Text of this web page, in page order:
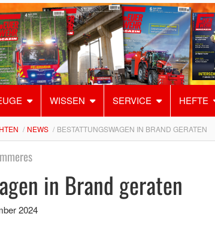
WISSEN SERVICE HEFTE
NEWS BESTATTUNGSWAGEN IN BRAND GERATEN
in Brand geraten
2024